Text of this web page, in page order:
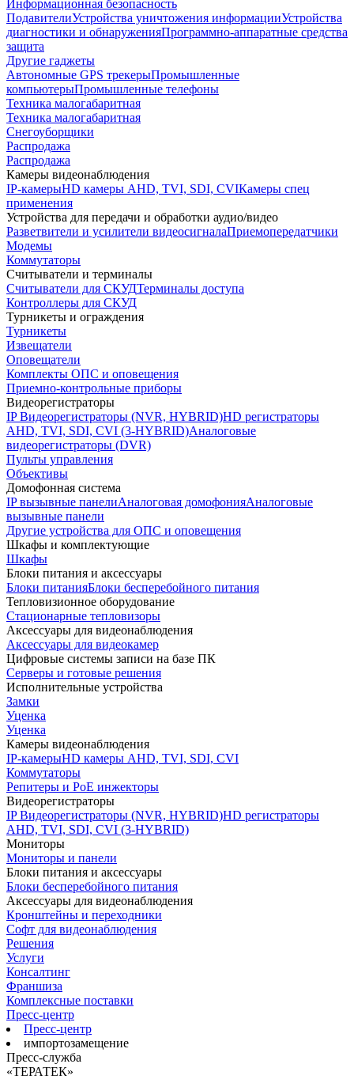
Информационная безопасность
ПодавителиУстройства уничтожения информацииУстройства
диагностики и обнаруженияПрограммно-аппаратные средства
защита
Другие гаджеты
Автономные GPS трекерыПромышленные
компьютерыПромышленные телефоны
Техника малогабаритная
Техника малогабаритная
Снегоуборщики
Распродажа
Распродажа
Камеры видеонаблюдения
IP-камерыHD камеры AHD, TVI, SDI, CVIКамеры спец
применения
Устройства для передачи и обработки аудио/видео
Разветвители и усилители видеосигналаПриемопередатчики
Модемы
Коммутаторы
Считыватели и терминалы
Считыватели для СКУДТерминалы доступа
Контроллеры для СКУД
Турникеты и ограждения
Турникеты
Извещатели
Оповещатели
Комплекты ОПС и оповещения
Приемно-контрольные приборы
Видеорегистраторы
IP Видеорегистраторы (NVR, HYBRID)HD регистраторы
AHD, TVI, SDI, CVI (3-HYBRID)Аналоговые
видеорегистраторы (DVR)
Пульты управления
Объективы
Домофонная система
IP вызывные панелиАналоговая домофонияАналоговые
вызывные панели
Другие устройства для ОПС и оповещения
Шкафы и комплектующие
Шкафы
Блоки питания и аксессуары
Блоки питанияБлоки бесперебойного питания
Тепловизионное оборудование
Стационарные тепловизоры
Аксессуары для видеонаблюдения
Аксессуары для видеокамер
Цифровые системы записи на базе ПК
Серверы и готовые решения
Исполнительные устройства
Замки
Уценка
Уценка
Камеры видеонаблюдения
IP-камерыHD камеры AHD, TVI, SDI, CVI
Коммутаторы
Репитеры и PoE инжекторы
Видеорегистраторы
IP Видеорегистраторы (NVR, HYBRID)HD регистраторы
AHD, TVI, SDI, CVI (3-HYBRID)
Мониторы
Мониторы и панели
Блоки питания и аксессуары
Блоки бесперебойного питания
Аксессуары для видеонаблюдения
Кронштейны и переходники
Софт для видеонаблюдения
Решения
Услуги
Консалтинг
Франшиза
Комплексные поставки
Пресс-центр
Пресс-центр
импортозамещение
Пресс-служба
«ТЕРАТЕК»